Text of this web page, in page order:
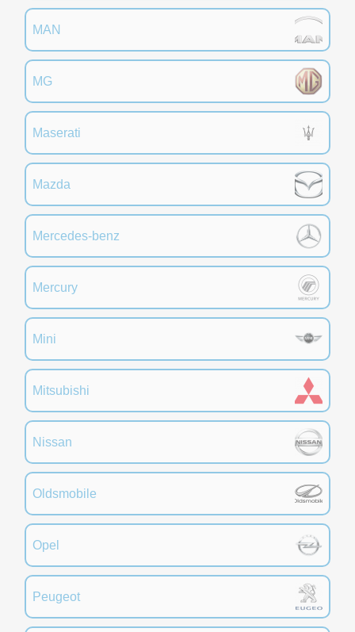
MAN
MG
Maserati
Mazda
Mercedes-benz
Mercury
Mini
Mitsubishi
Nissan
Oldsmobile
Opel
Peugeot